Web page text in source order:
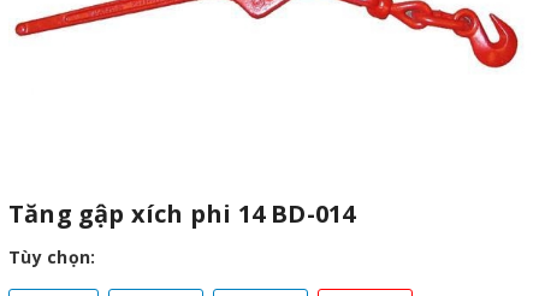
Tăng gập xích phi 14 BD-014
Tùy chọn: